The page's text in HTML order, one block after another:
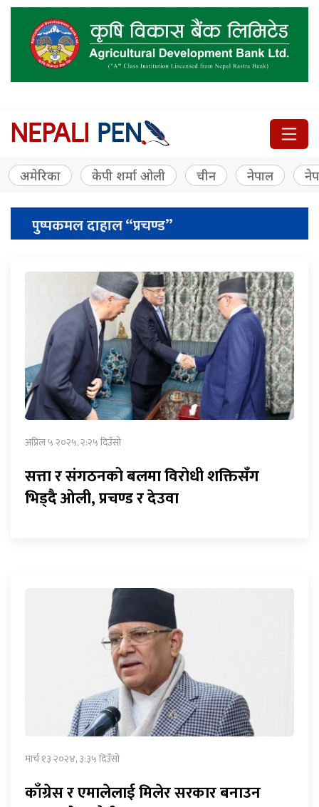
अमेरिका केपी शर्मा ओली चीन नेपाल
पुष्पकमल दाहाल “प्रचण्ड”
अप्रिल ५ २०२५, २:२५ दिउँसो
सत्ता र संगठनको बलमा विरोधी शक्तिसँग
भिड्दै ओली, प्रचण्ड र देउवा
मार्च १३ २०२४, ३:३५ दिउँसो
काँग्रेस र एमालेलाई मिलेर सरकार बनाउन